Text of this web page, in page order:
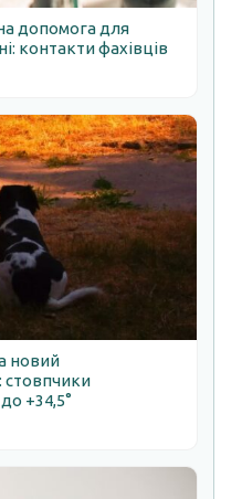
допомога для
контакти фахівців
новий
стовпчики
+34,5°